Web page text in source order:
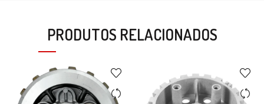
PRODUTOS RELACIONADOS